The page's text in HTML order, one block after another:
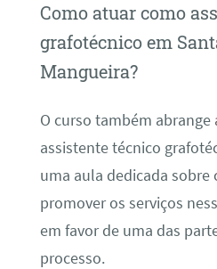
Como atuar como
grafotécnico em
Mangueira?
O curso também abrange
assistente técnico
uma aula dedicada sobre
promover os serviços
em favor de uma das
processo.